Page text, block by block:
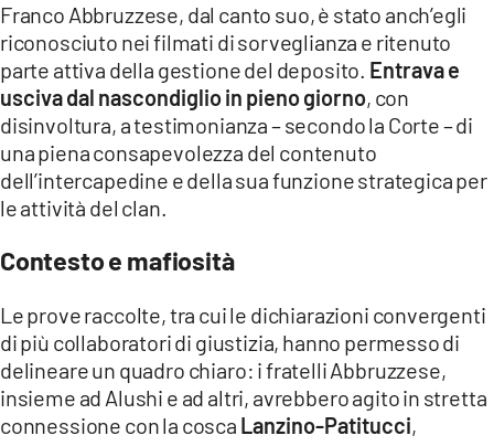
Franco Abbruzzese, dal canto suo, è stato anch’egli
riconosciuto nei filmati di sorveglianza e ritenuto
parte attiva della gestione del deposito. Entrava e
usciva dal nascondiglio in pieno giorno, con
disinvoltura, a testimonianza – secondo la Corte – di
una piena consapevolezza del contenuto
dell’intercapedine e della sua funzione strategica per
le attività del clan.
Contesto e mafiosità
Le prove raccolte, tra cui le dichiarazioni convergenti
di più collaboratori di giustizia, hanno permesso di
delineare un quadro chiaro: i fratelli Abbruzzese,
insieme ad Alushi e ad altri, avrebbero agito in stretta
connessione con la cosca Lanzino-Patitucci,